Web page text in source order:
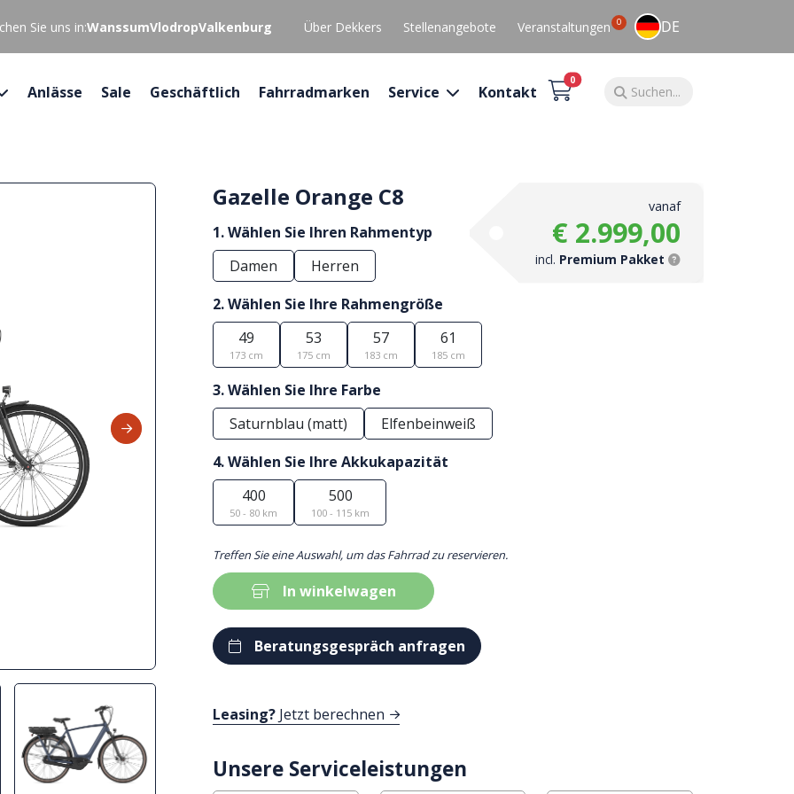
Sie uns in:WanssumVlodropValkenburg Über Dekkers Stellenangebote Veranstaltungen 0 DE
Anlässe Sale Geschäftlich Fahrradmarken Service Kontakt
0
Gazelle Orange C8 vanaf
€ 2.999,00
incl. Premium Pakket
1. Wählen Sie Ihren Rahmentyp
Damen
Herren
2. Wählen Sie Ihre Rahmengröße
49
173 cm
53
175 cm
57
183 cm
61
185 cm
3. Wählen Sie Ihre Farbe
Saturnblau (matt)
Elfenbeinweiß
4. Wählen Sie Ihre Akkukapazität
400
50 - 80 km
500
100 - 115 km
Treffen Sie eine Auswahl, um das Fahrrad zu reservieren.
In winkelwagen
Beratungsgespräch anfragen
Leasing? Jetzt berechnen
Unsere Serviceleistungen